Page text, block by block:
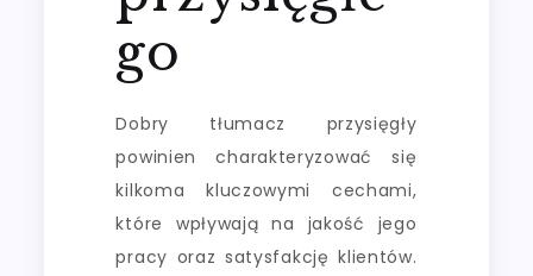
go
Dobry tłumacz przysięgły
powinien charakteryzować się
kilkoma kluczowymi cechami,
które wpływają na jakość jego
pracy oraz satysfakcję klientów.